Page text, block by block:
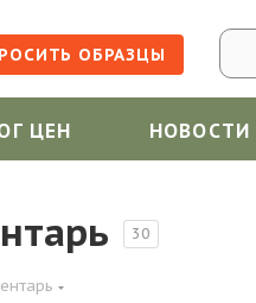
ОБРАЗЦЫ
ЦЕН НОВОСТИ
30